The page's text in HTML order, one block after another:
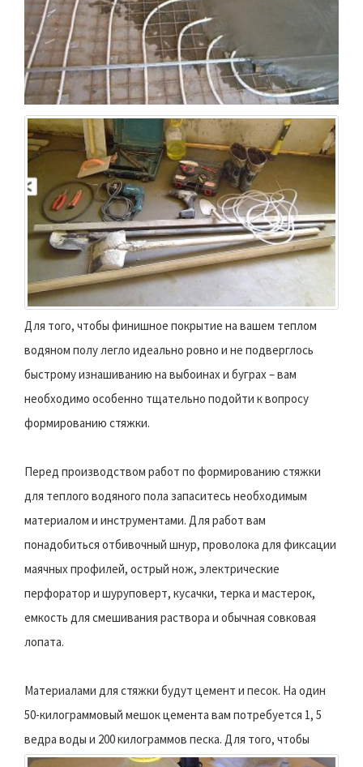
Для того, чтобы финишное покрытие на вашем теплом
водяном полу легло идеально ровно и не подверглось
быстрому изнашиванию на выбоинах и буграх – вам
необходимо особенно тщательно подойти к вопросу
формированию стяжки.
Перед производством работ по формированию стяжки
для теплого водяного пола запаситесь необходимым
материалом и инструментами. Для работ вам
понадобиться отбивочный шнур, проволока для фиксации
маячных профилей, острый нож, электрические
перфоратор и шуруповерт, кусачки, терка и мастерок,
емкость для смешивания раствора и обычная совковая
лопата.
Материалами для стяжки будут цемент и песок. На один
50-килограммовый мешок цемента вам потребуется 1, 5
ведра воды и 200 килограммов песка. Для того, чтобы